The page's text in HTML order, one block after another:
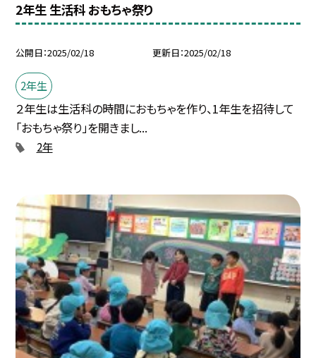
2年生 生活科 おもちゃ祭り
公開日 2025/02/18 更新日 2025/02/18
2年生
２年生は生活科の時間におもちゃを作り、1年生を招待して
「おもちゃ祭り」を開きまし...
2年